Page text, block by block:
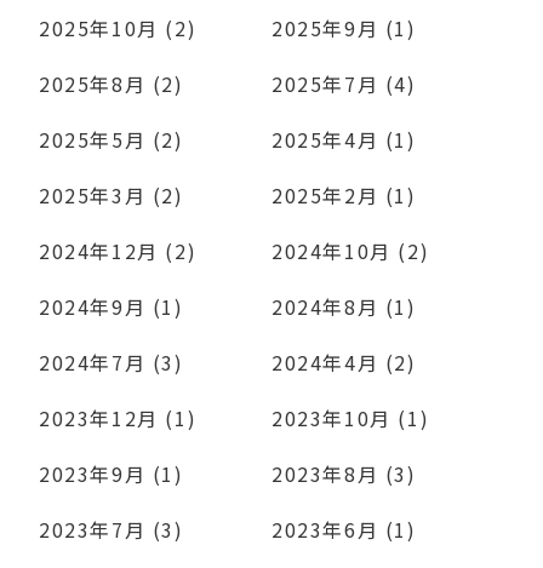
2025年10月 (2)
2025年9月 (1)
2025年8月 (2)
2025年7月 (4)
2025年5月 (2)
2025年4月 (1)
2025年3月 (2)
2025年2月 (1)
2024年12月 (2)
2024年10月 (2)
2024年9月 (1)
2024年8月 (1)
2024年7月 (3)
2024年4月 (2)
2023年12月 (1)
2023年10月 (1)
2023年9月 (1)
2023年8月 (3)
2023年7月 (3)
2023年6月 (1)